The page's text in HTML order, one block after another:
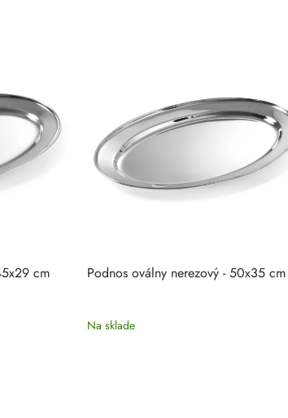
cm Podnos oválny nerezový - 50x35 cm
Na sklade